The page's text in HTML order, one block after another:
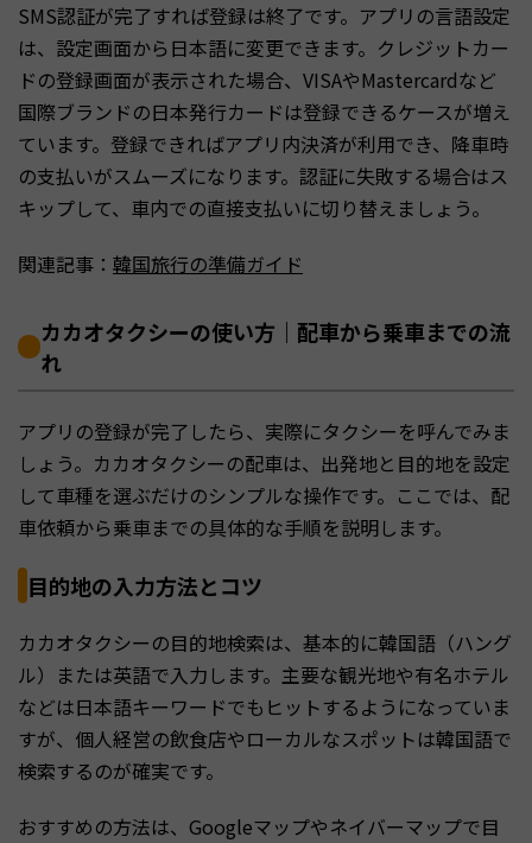
SMS認証が完了すれば登録は終了です。アプリの言語設定
は、設定画面から日本語に変更できます。クレジットカー
ドの登録画面が表示された場合、VISAやMastercardなど
国際ブランドの日本発行カードは登録できるケースが増え
ています。登録できればアプリ内決済が利用でき、降車時
の支払いがスムーズになります。認証に失敗する場合はス
キップして、車内での直接支払いに切り替えましょう。
関連記事： 韓国旅行の準備ガイド
カカオタクシーの使い方｜配車から乗車までの流
れ
アプリの登録が完了したら、実際にタクシーを呼んでみま
しょう。カカオタクシーの配車は、出発地と目的地を設定
して車種を選ぶだけのシンプルな操作です。ここでは、配
車依頼から乗車までの具体的な手順を説明します。
目的地の入力方法とコツ
カカオタクシーの目的地検索は、基本的に韓国語（ハング
ル）または英語で入力します。主要な観光地や有名ホテル
などは日本語キーワードでもヒットするようになっていま
すが、個人経営の飲食店やローカルなスポットは韓国語で
検索するのが確実です。
おすすめの方法は、Googleマップやネイバーマップで目